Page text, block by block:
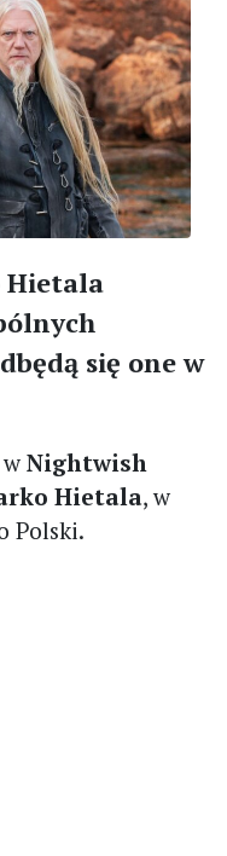
Hietala
się one w
Nightwish
Hietala, w
Polski.